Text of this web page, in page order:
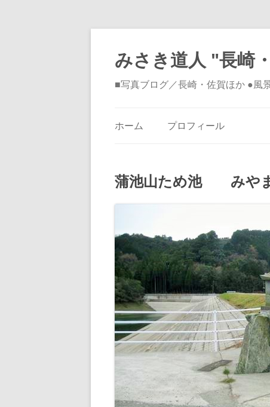
みさき道人 "長崎
■写真ブログ／長崎・佐賀ほか ●風
ホーム プロフィール
蒲池山ため池 みやま